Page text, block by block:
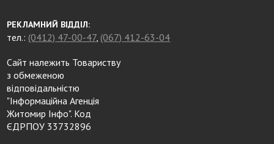
РЕКЛАМНИЙ ВІДДІЛ:
тел.: (0412) 47-00-47, (067) 412-63-04
Сайт належить Товариству
з обмеженою
відповідальністю
"Інформаційна Агенція
Житомир Інфо". Код
ЄДРПОУ 33732896